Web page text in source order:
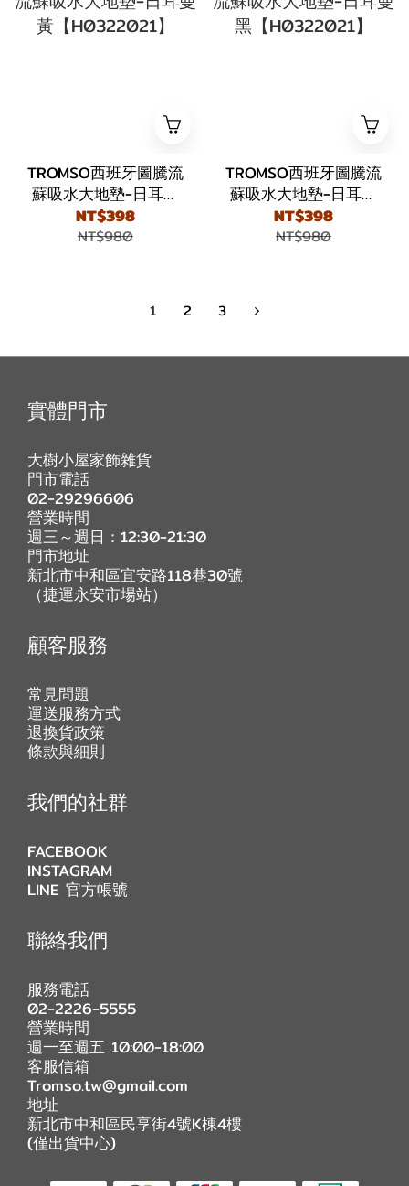
TROMSO西班牙圖騰流
蘇吸水大地墊-日耳曼
黃【H0322021】
NT$398
NT$980
TROMSO西班牙圖騰流
蘇吸水大地墊-日耳曼
黑【H0322021】
NT$398
NT$980
1 2 3
實體門市
大樹小屋家飾雜貨
門市電話
02-29296606
營業時間
週三～週日：12:30-21:30
門市地址
新北市中和區宜安路118巷30號
（捷運永安市場站）
顧客服務
常見問題
運送服務方式
退換貨政策
條款與細則
我們的社群
FACEBOOK
INSTAGRAM
LINE 官方帳號
聯絡我們
服務電話
02-2226-5555
營業時間
週一至週五 10:00-18:00
客服信箱
Tromso.tw@gmail.com
地址
新北市中和區民享街4號K棟4樓
(僅出貨中心)